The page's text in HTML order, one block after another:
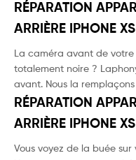
RÉPARATION
ARRIÈRE IPHONE XS
La caméra avant de
totalement noire ?
avant. Nous la
RÉPARATION
ARRIÈRE IPHONE XS
Vous voyez de la buée